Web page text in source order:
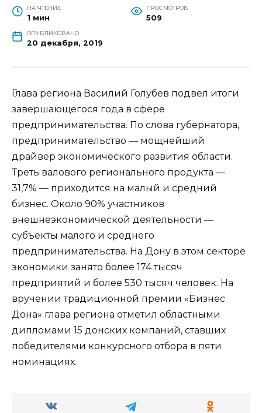
НА ЧТЕНИЕ
1 мин
ПРОСМОТРОВ
509
ОПУБЛИКОВАНО
20 декабря, 2019
Глава региона Василий Голубев подвел итоги
завершающегося года в сфере
предпринимательства. По слова губернатора,
предпринимательство — мощнейший
драйвер экономического развития области.
Треть валового регионального продукта —
31,7% — приходится на малый и средний
бизнес. Около 90% участников
внешнеэкономической деятельности —
субъекты малого и среднего
предпринимательства. На Дону в этом секторе
экономики занято более 174 тысяч
предприятий и более 530 тысяч человек. На
вручении традиционной премии «Бизнес
Дона» глава региона отметил областными
дипломами 15 донских компаний, ставших
победителями конкурсного отбора в пяти
номинациях.